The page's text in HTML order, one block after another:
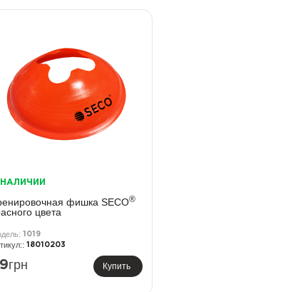
НАЛИЧИИ
фишка SECO®
цвета
1019
18010203
грн Купить